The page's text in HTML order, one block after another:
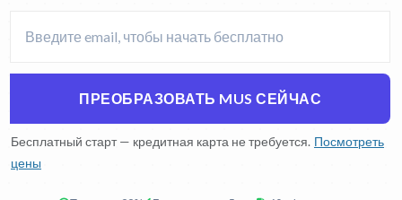
ПРЕОБРАЗОВАТЬ MUS СЕЙЧАС
Бесплатный старт — кредитная карта не требуется. Посмотреть
цены